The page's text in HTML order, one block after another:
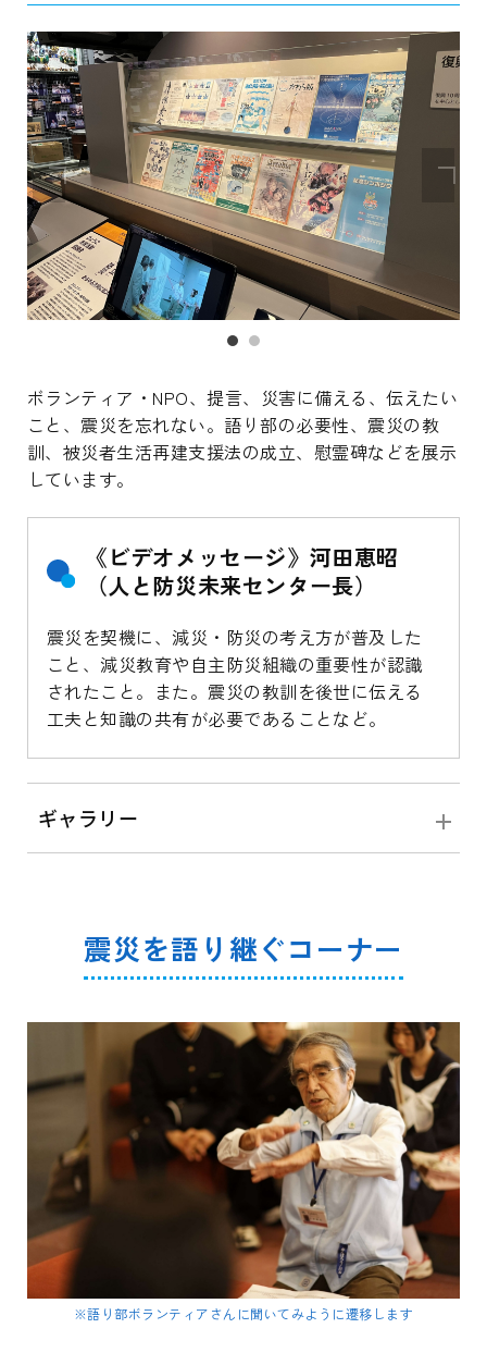
ボランティア・NPO、提言、災害に備える、伝えたい
こと、震災を忘れない。語り部の必要性、震災の教
訓、被災者生活再建支援法の成立、慰霊碑などを展示
しています。
《ビデオメッセージ》河田恵昭
（人と防災未来センター長）
震災を契機に、減災・防災の考え方が普及した
こと、減災教育や自主防災組織の重要性が認識
されたこと。また。震災の教訓を後世に伝える
工夫と知識の共有が必要であることなど。
ギャラリー
震災を語り継ぐコーナー
※語り部ボランティアさんに聞いてみように遷移します